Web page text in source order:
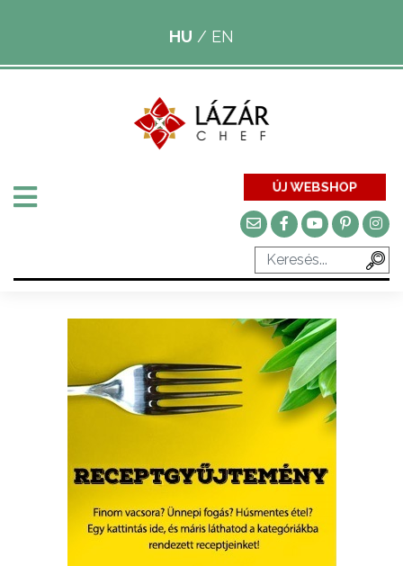
HU / EN
ÚJ WEBSHOP